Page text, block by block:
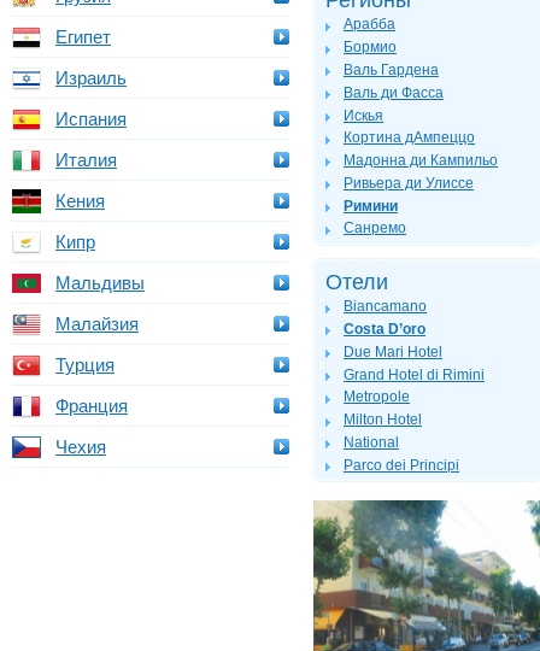
Египет
Израиль
Испания
Италия
Кения
Кипр
Мальдивы
Малайзия
Турция
Франция
Чехия
Арабба
Бормио
Валь Гардена
Валь ди Фасса
Искья
Кортина дАмпеццо
Мадонна ди Кампильо
Ривьера ди Улиссе
Римини
Санремо
Отели
Biancamano
Costa D’oro
Due Mari Hotel
Grand Hotel di Rimini
Metropole
Milton Hotel
National
Parco dei Principi